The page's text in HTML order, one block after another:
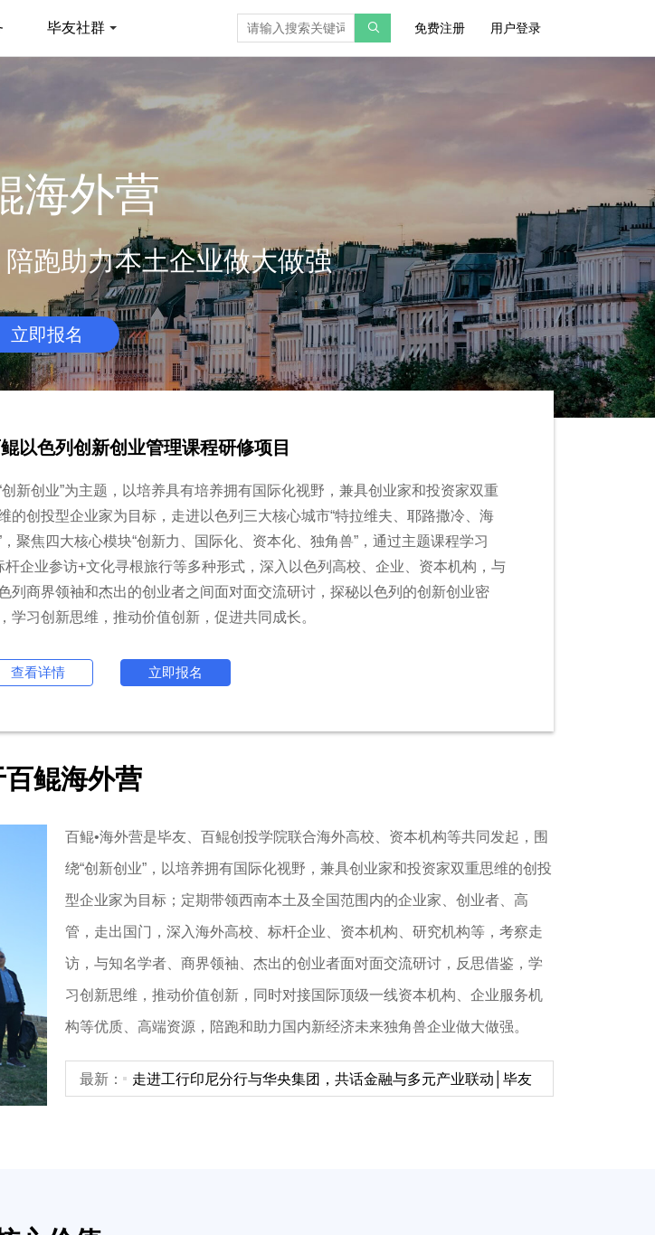
毕友社群 免费注册 用户登录
海外营
跑助力本土企业做大做强
立即报名
·全球行（欧洲营）：探秘德国瑞士“隐形冠军”创新之路
着第四次工业革命的浪潮，新一代信息技术将给传统制造业带来深刻的影响。
国倡导的"工业4.0"到智能制造以及最新的工业物联网，制造业的转型升级已成
逆转的大趋势。麦肯锡全球研究院最新预测，到2025年智慧工厂带来的经济影
值将达每年1.2万亿美元至3.7万亿美元。智能制造已经成为全球主要国家制造
争的焦点。走进德瑞，深入了解“德瑞制造 世界金融”保持国际领先地位的基本
，学习德瑞制造业金融业在全球化浪潮中领先的秘诀。
查看详情 立即报名
百鲲海外营
百鲲•海外营是毕友、百鲲创投学院联合海外高校、资本机构等共同发起，围
绕“创新创业”，以培养拥有国际化视野，兼具创业家和投资家双重思维的创投
型企业家为目标；定期带领西南本土及全国范围内的企业家、创业者、高
管，走出国门，深入海外高校、标杆企业、资本机构、研究机构等，考察走
访，与知名学者、商界领袖、杰出的创业者面对面交流研讨，反思借鉴，学
习创新思维，推动价值创新，同时对接国际顶级一线资本机构、企业服务机
构等优质、高端资源，陪跑和助力国内新经济未来独角兽企业做大做强。
最新： 从越南全球电商协会到财政部，河内商务文化启幕日│毕友百鲲
2026毕友全球出海实战峰会圆满落幕，毕友出海服务体系发
百鲲东盟行Day4
最新： 对话越隆国际，共绘多元合作新蓝图│毕友百鲲东盟行Day2